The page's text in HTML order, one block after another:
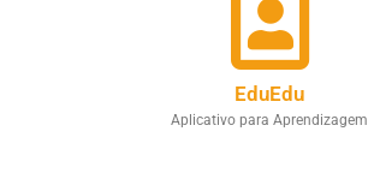
EduEdu
Aplicativo para Aprendizagem